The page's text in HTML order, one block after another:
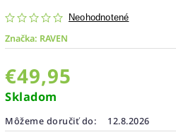
Neohodnotené
Značka: RAVEN
€49,95
Skladom
Môžeme doručiť do: 12.8.2026